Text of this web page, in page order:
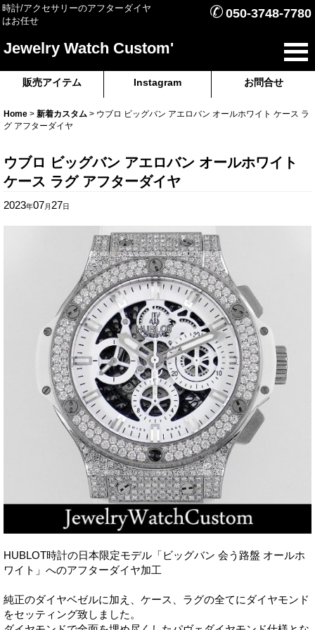
時計/アクセサリーのアフターダイヤ
はお任せ
✆ 050-3748-7780
Jewelry Watch Custom'
販売アイテム Instagram お問合せ
Home > 新着カスタム > ウブロ ビッグバン アエロバン オールホワイト ケース ラ
グ アフターダイヤ
ウブロ ビッグバン アエロバン オールホワイト
ケース ラグ アフターダイヤ
2023年07月 27日
HUBLOT時計の日本限定モデル「ビッグバン 会う路盤 オールホ
ワイト」へのアフターダイヤ加工
純正のダイヤベゼルに加え、ケース、ラグの全てにダイヤモンド
をセッティング致しました。